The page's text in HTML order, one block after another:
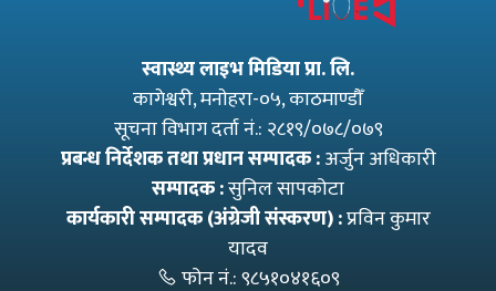
स्वास्थ्य लाइभ मिडिया प्रा. लि.
कागेश्वरी, मनाेहरा-०५, काठमाण्डौँ
सूचना विभाग दर्ता नं.: २८१९/०७८/०७९
प्रबन्ध निर्देशक तथा प्रधान सम्पादक :अर्जुन अधिकारी
सम्पादक :सुनिल सापकोटा
कार्यकारी सम्पादक (अंग्रेजी संस्करण) :प्रविन कुमार
यादव
फोन नं.:९८५१०४१६०९